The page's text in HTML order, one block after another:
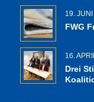
19.
FWG
16.
Drei